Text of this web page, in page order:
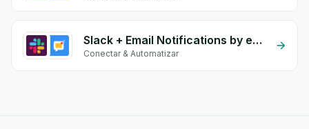
Slack + Email Notifications by eGrow
Conectar & Automatizar